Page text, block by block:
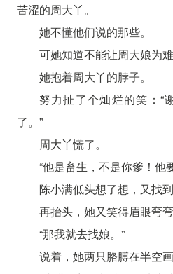
苦涩的周大丫。
她不懂他们说的那些。
可她知道不能让周大娘为难
她抱着周大丫的脖子。
努力扯了个灿烂的笑：“
了。”
周大丫慌了。
“他是畜生，不是你爹！他
陈小满低头想了想，又找到
再抬头，她又笑得眉眼弯弯
“那我就去找娘。”
说着，她两只胳膊在半空